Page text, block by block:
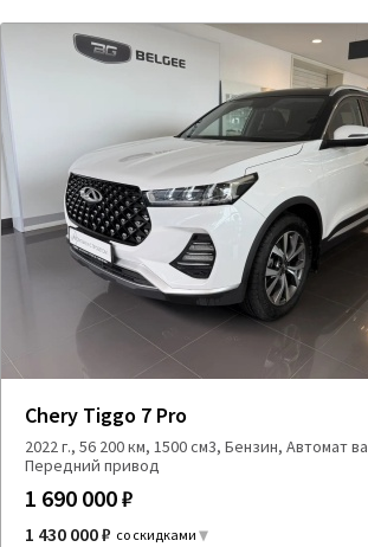
Chery Tiggo 7 Pro
2022 г., 56 200 км, 1500 см3, Бензин, Автомат
Передний привод
1 690 000 ₽
1 430 000 ₽ со скидками